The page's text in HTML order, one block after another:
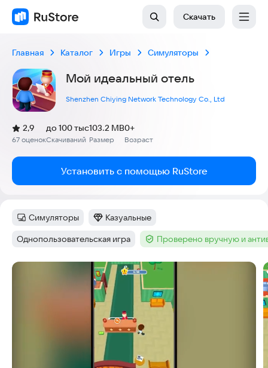
Скачать
Главная Каталог Игры Симуляторы
Мой идеальный отель
Shenzhen Chiying Network Technology Co., Ltd
Рейтинг:
2,9
(
67 оценок
)
Скачиваний
до 100 тыс
Размер
103.2 MB
Возраст
0+
Установить с помощью RuStore
Категория:
Симуляторы Категория:
Казуальные
Тег:
Однопользовательская игра Тег :Проверено вручную и
Скриншоты